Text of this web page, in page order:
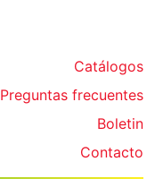
Catálogos
Preguntas frecuentes
Boletin
Contacto